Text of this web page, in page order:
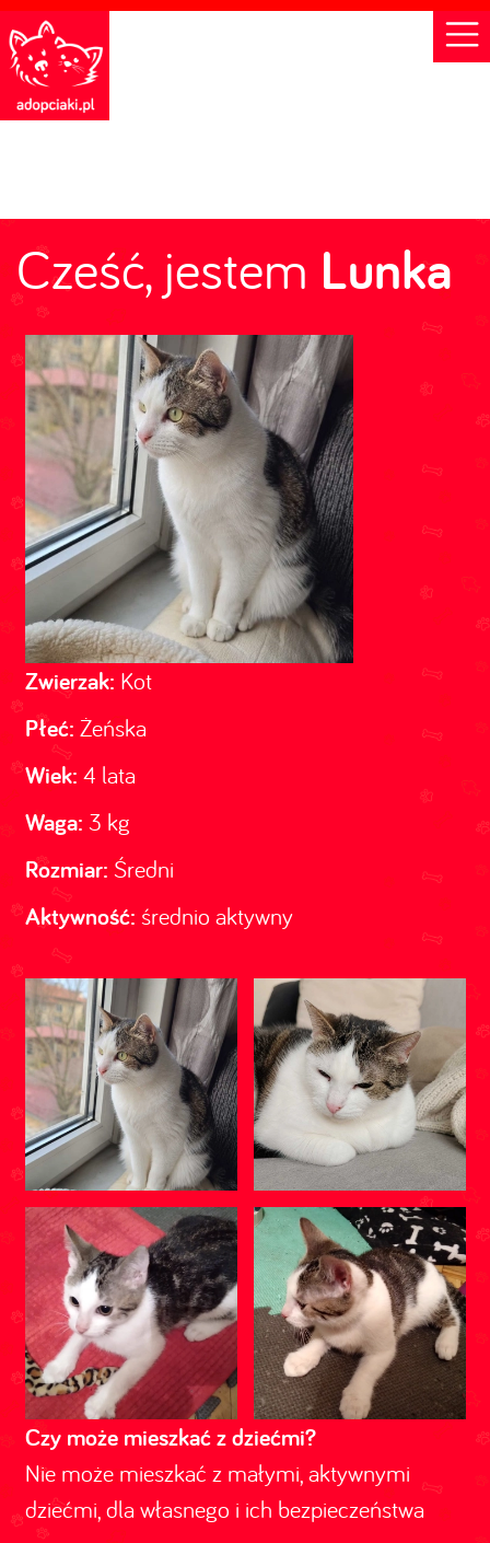
Cześć, jestem Lunka
Zwierzak: Kot
Płeć: Żeńska
Wiek: 4 lata
Waga: 3 kg
Rozmiar: Średni
Aktywność: średnio aktywny
Czy może mieszkać z dziećmi?
Nie może mieszkać z małymi, aktywnymi
dziećmi, dla własnego i ich bezpieczeństwa